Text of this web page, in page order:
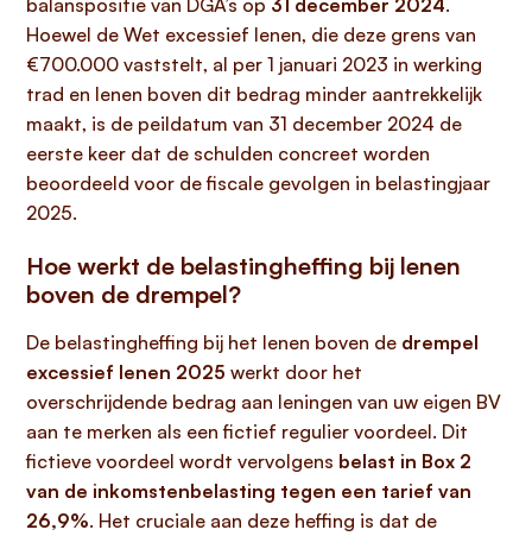
balanspositie van DGA’s op 31 december 2024.
Hoewel de Wet excessief lenen, die deze grens van
€700.000 vaststelt, al per 1 januari 2023 in werking
trad en lenen boven dit bedrag minder aantrekkelijk
maakt, is de peildatum van 31 december 2024 de
eerste keer dat de schulden concreet worden
beoordeeld voor de fiscale gevolgen in belastingjaar
2025.
Hoe werkt de belastingheffing bij lenen
boven de drempel?
De belastingheffing bij het lenen boven de drempel
excessief lenen 2025 werkt door het
overschrijdende bedrag aan leningen van uw eigen BV
aan te merken als een fictief regulier voordeel. Dit
fictieve voordeel wordt vervolgens belast in Box 2
van de inkomstenbelasting tegen een tarief van
26,9%. Het cruciale aan deze heffing is dat de